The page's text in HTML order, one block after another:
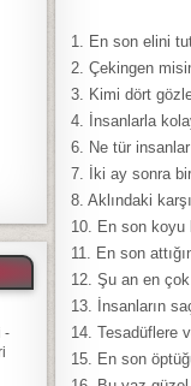
1. En son elini
2. Çekingen
3. Kimi dört
4. İnsanlarla
6. Ne tür
7. İki ay sonra
8. Aklındaki
10. En son koyu
11. En son
12. Şu an en
13. İnsanların
14. Tesadüflere
15. En son
-